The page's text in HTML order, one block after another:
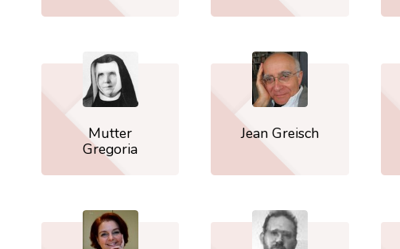
Mutter
Gregoria
Jean Greisch